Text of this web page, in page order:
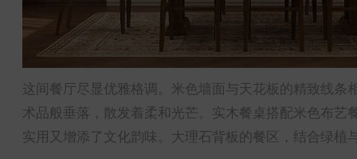
这间餐厅尽显优雅格调。米色墙面与天花板的精致线
术品般垂落，散发着柔和光芒。实木餐桌搭配米色布
实用又增添了文化韵味。大理石背板的餐区，结合绿